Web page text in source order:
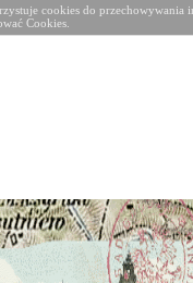
cookies do
Cookies.